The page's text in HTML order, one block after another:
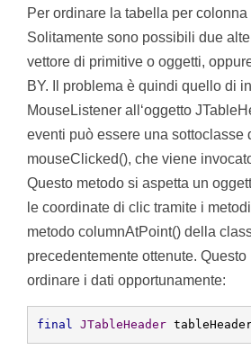
Per ordinare la tabella per
Solitamente sono possibili due
vettore di primitive o oggetti,
BY. Il problema è quindi quello di
MouseListener all‘oggetto
eventi può essere una
mouseClicked(), che viene
Questo metodo si aspetta un
le coordinate di clic tramite i
metodo columnAtPoint() della
precedentemente ottenute.
ordinare i dati opportunamente:
final JTableHeader